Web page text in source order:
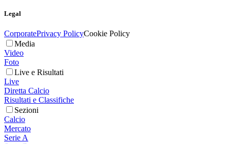
Legal
CorporatePrivacy PolicyCookie Policy
Media
Video
Foto
Live e Risultati
Live
Diretta Calcio
Risultati e Classifiche
Sezioni
Calcio
Mercato
Serie A